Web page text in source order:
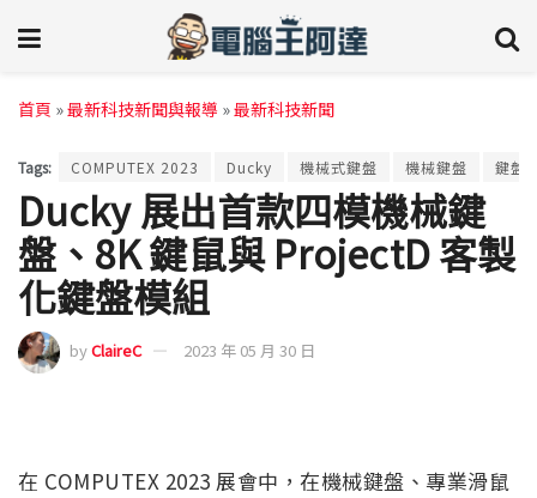
首頁 »最新科技新聞與報導 »最新科技新聞
Tags: COMPUTEX 2023 Ducky 機械式鍵盤 機械鍵盤 鍵盤
Ducky 展出首款四模機械鍵
盤、8K 鍵鼠與 ProjectD 客製
化鍵盤模組
byClaireC 2023 年 05 月 30 日
在 COMPUTEX 2023 展會中，在機械鍵盤、專業滑鼠